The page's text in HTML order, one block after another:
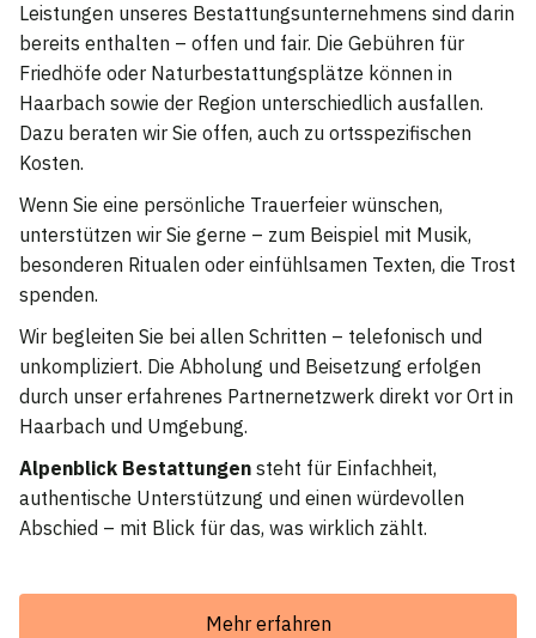
Leistungen unseres Bestattungsunternehmens sind darin
bereits enthalten – offen und fair. Die Gebühren für
Friedhöfe oder Naturbestattungsplätze können in
Haarbach sowie der Region unterschiedlich ausfallen.
Dazu beraten wir Sie offen, auch zu ortsspezifischen
Kosten.
Wenn Sie eine persönliche Trauerfeier wünschen,
unterstützen wir Sie gerne – zum Beispiel mit Musik,
besonderen Ritualen oder einfühlsamen Texten, die Trost
spenden.
Wir begleiten Sie bei allen Schritten – telefonisch und
unkompliziert. Die Abholung und Beisetzung erfolgen
durch unser erfahrenes Partnernetzwerk direkt vor Ort in
Haarbach und Umgebung.
Alpenblick Bestattungen steht für Einfachheit,
authentische Unterstützung und einen würdevollen
Abschied – mit Blick für das, was wirklich zählt.
Mehr erfahren